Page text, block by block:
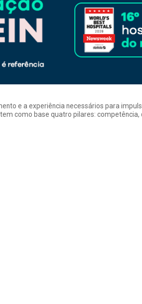
e a experiência necessários para
como base quatro pilares: